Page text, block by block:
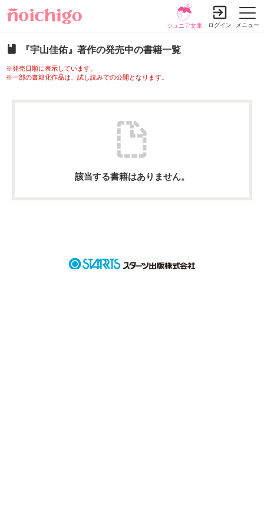
メニュー
ジュニア文庫 ログイン
『宇山佳佑』著作の発売中の書籍一覧
※発売日順に表示しています。
※一部の書籍化作品は、試し読みでの公開となります。
該当する書籍はありません。